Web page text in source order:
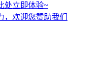
处立即体验~
欢迎您赞助我们